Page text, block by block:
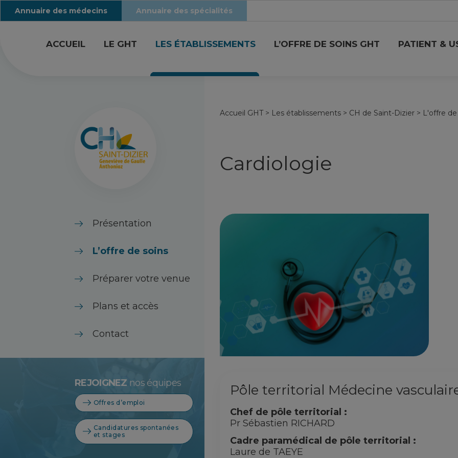
Annuaire des médecins Annuaire des spécialités
ACCUEIL LE GHT LES ÉTABLISSEMENTS L’OFFRE DE SOINS GHT PATIENT &
Présentation
L’offre de soins
Préparer votre venue
Plans et accès
Contact
REJOIGNEZ nos équipes
Offres d’emploi
Candidatures spontanées
et stages
Accueil GHT > Les établissements > CH de Saint-Dizier > L'offre
Cardiologie
Pôle territorial Médecine
Chef de pôle territorial :
Pr Sébastien RICHARD
Cadre paramédical de pôle territorial :
Laure de TAEYE